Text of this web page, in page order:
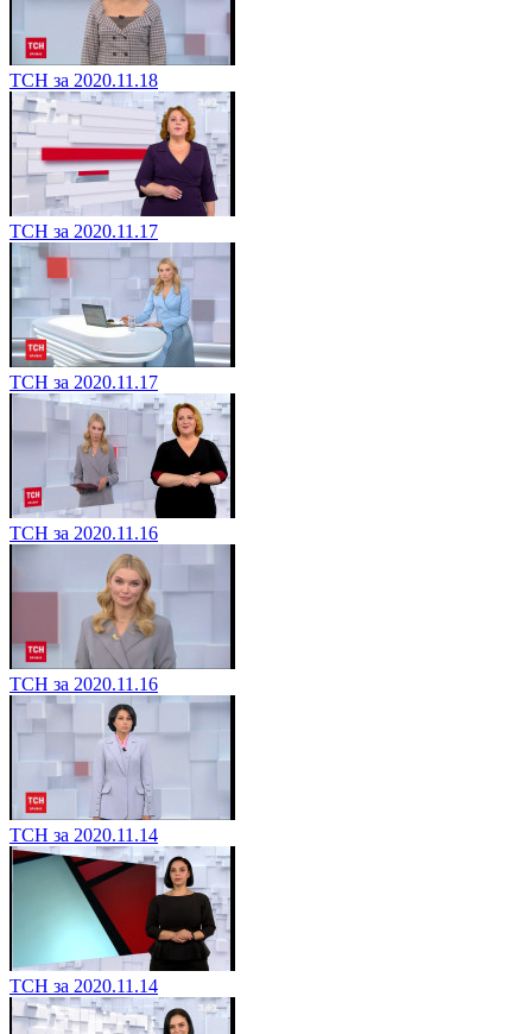
ТСН за 2020.11.18
ТСН за 2020.11.17
ТСН за 2020.11.17
ТСН за 2020.11.16
ТСН за 2020.11.16
ТСН за 2020.11.14
ТСН за 2020.11.14